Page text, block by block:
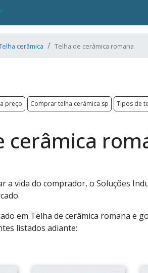
cerâmica Telha de cerâmica romana
preço Comprar telha cerâmica sp Tipos de
cerâmica
a vida do comprador, o Soluções
em Telha de cerâmica romana e
listados adiante: